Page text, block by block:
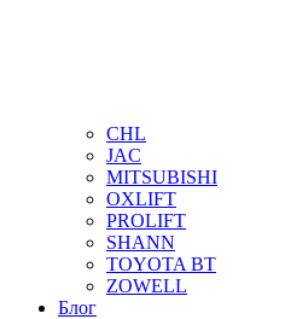
CHL
JAC
MITSUBISHI
OXLIFT
PROLIFT
SHANN
TOYOTA BT
ZOWELL
Блог